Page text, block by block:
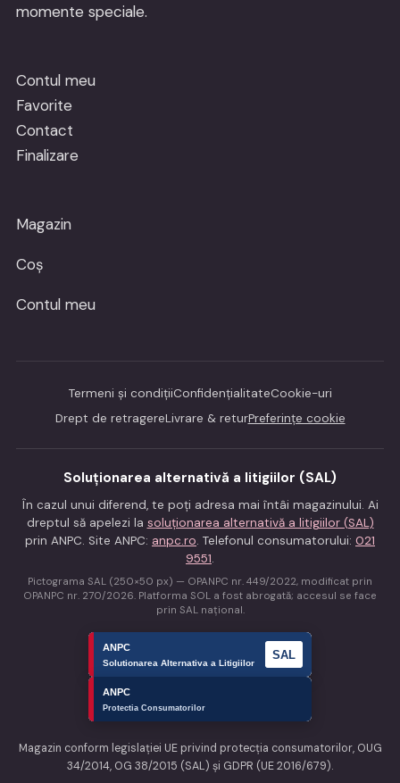
momente speciale.
Contul meu
Favorite
Contact
Finalizare
Magazin
Coș
Contul meu
Termeni și condițiiConfidențialitateCookie-uri
Drept de retragereLivrare & returPreferințe cookie
Soluționarea alternativă a litigiilor (SAL)
În cazul unui diferend, te poți adresa mai întâi magazinului. Ai
dreptul să apelezi la soluționarea alternativă a litigiilor (SAL)
prin ANPC. Site ANPC: anpc.ro. Telefonul consumatorului: 021
9551.
Pictograma SAL (250×50 px) — OPANPC nr. 449/2022, modificat prin
OPANPC nr. 270/2026. Platforma SOL a fost abrogată; accesul se face
prin SAL național.
Magazin conform legislației UE privind protecția consumatorilor, OUG
34/2014, OG 38/2015 (SAL) și GDPR (UE 2016/679).